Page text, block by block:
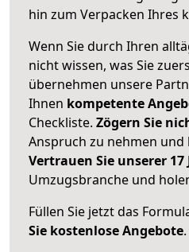
hin zum Verpacken Ihres
Wenn Sie durch Ihren
nicht wissen, was Sie
übernehmen unsere
Ihnen kompetente
Checkliste. Zögern Sie
Anspruch zu nehmen und
Vertrauen Sie unserer
Umzugsbranche und
Füllen Sie jetzt das
Sie kostenlose Angebote.